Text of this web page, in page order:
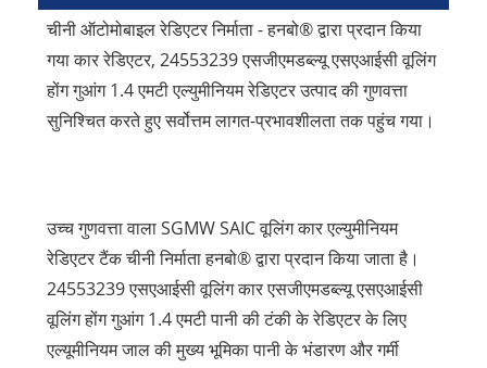
चीनी ऑटोमोबाइल रेडिएटर निर्माता - हनबो® द्वारा प्रदान किया
गया कार रेडिएटर, 24553239 एसजीएमडब्ल्यू एसएआईसी वूलिंग
होंग गुआंग 1.4 एमटी एल्युमीनियम रेडिएटर उत्पाद की गुणवत्ता
सुनिश्चित करते हुए सर्वोत्तम लागत-प्रभावशीलता तक पहुंच गया।
उच्च गुणवत्ता वाला SGMW SAIC वूलिंग कार एल्युमीनियम
रेडिएटर टैंक चीनी निर्माता हनबो® द्वारा प्रदान किया जाता है।
24553239 एसएआईसी वूलिंग कार एसजीएमडब्ल्यू एसएआईसी
वूलिंग होंग गुआंग 1.4 एमटी पानी की टंकी के रेडिएटर के लिए
एल्यूमीनियम जाल की मुख्य भूमिका पानी के भंडारण और गर्मी